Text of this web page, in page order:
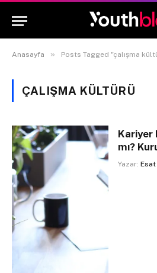
Anasayfa » Posts Tagged "çalışma
ÇALIŞMA KÜLTÜRÜ
Kariyer
mı?
Yazar: Esat